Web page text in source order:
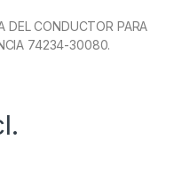
DEL CONDUCTOR PARA
74234-30080.